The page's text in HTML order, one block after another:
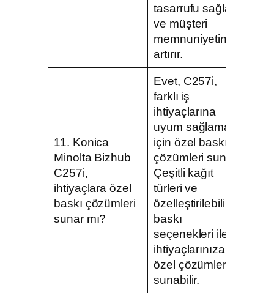
tasarrufu sağlar
ve müşteri
memnuniyetini
artırır.
11. Konica
Minolta Bizhub
C257i,
ihtiyaçlara özel
baskı çözümleri
sunar mı?
Evet, C257i,
farklı iş
ihtiyaçlarına
uyum sağlamak
için özel baskı
çözümleri sunar.
Çeşitli kağıt
türleri ve
özelleştirilebilir
baskı
seçenekleri ile
ihtiyaçlarınıza
özel çözümler
sunabilir.